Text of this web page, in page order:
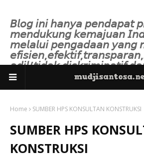
𝘉𝘭𝘰𝘨 𝘪𝘯𝘪 𝘩𝘢𝘯𝘺𝘢 𝘱𝘦𝘯𝘥𝘢𝘱𝘢𝘵
𝘮𝘦𝘯𝘥𝘶𝘬𝘶𝘯𝘨 𝘬𝘦𝘮𝘢𝘫𝘶𝘢𝘯
𝘮𝘦𝘭𝘢𝘭𝘶𝘪 𝘱𝘦𝘯𝘨𝘢𝘥𝘢𝘢𝘯 𝘺𝘢𝘯𝘨
𝘢𝘥𝘪𝘭/𝘵𝘪𝘥𝘢𝘬 𝘥𝘪𝘴𝘬𝘳𝘪𝘮𝘪𝘯𝘢𝘵𝘪𝘧
Home SUMBER HPS KONSULTAN KONSTRUKSI
SUMBER HPS
KONSTRUKSI